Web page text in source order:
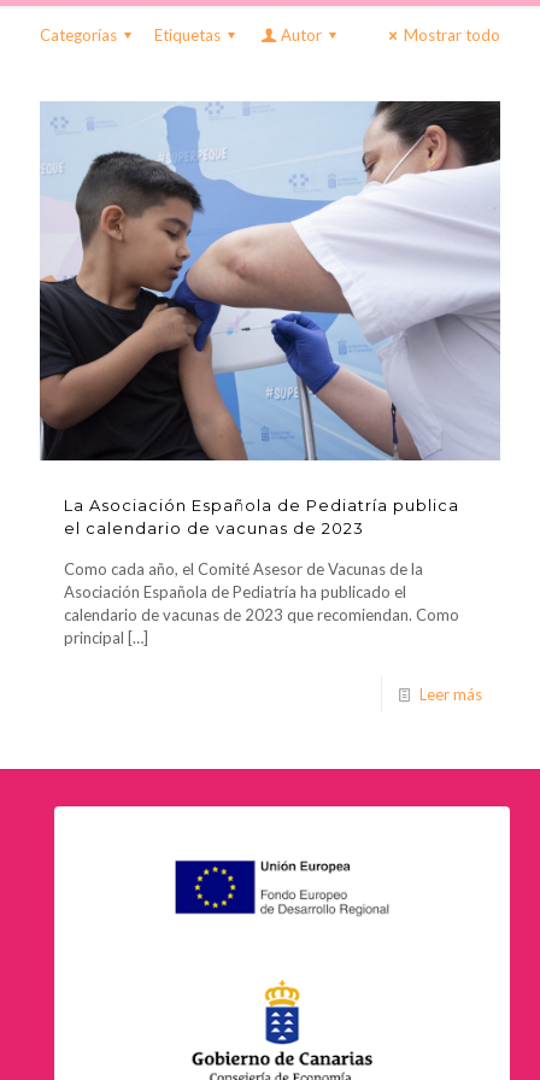
Categorías Etiquetas Autor Mostrar todo
La Asociación Española de Pediatría publica
el calendario de vacunas de 2023
Como cada año, el Comité Asesor de Vacunas de la
Asociación Española de Pediatría ha publicado el
calendario de vacunas de 2023 que recomiendan. Como
principal […]
Leer más